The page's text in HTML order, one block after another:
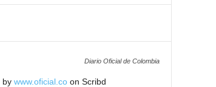
Diario Oficial de Colombia
by www.oficial.coon Scribd